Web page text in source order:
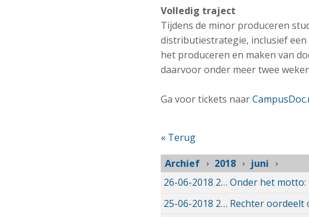
Volledig traject
Tijdens de minor produceren
distributiestrategie, inclusief
het produceren en maken van
daarvoor onder meer twee
Ga voor tickets naar
« Terug
Archief
2018
juni
26-06-2018 26-06-2018 15:28
Onder het motto:
25-06-2018 25-06-2018 21:02
Rechter oordeelt